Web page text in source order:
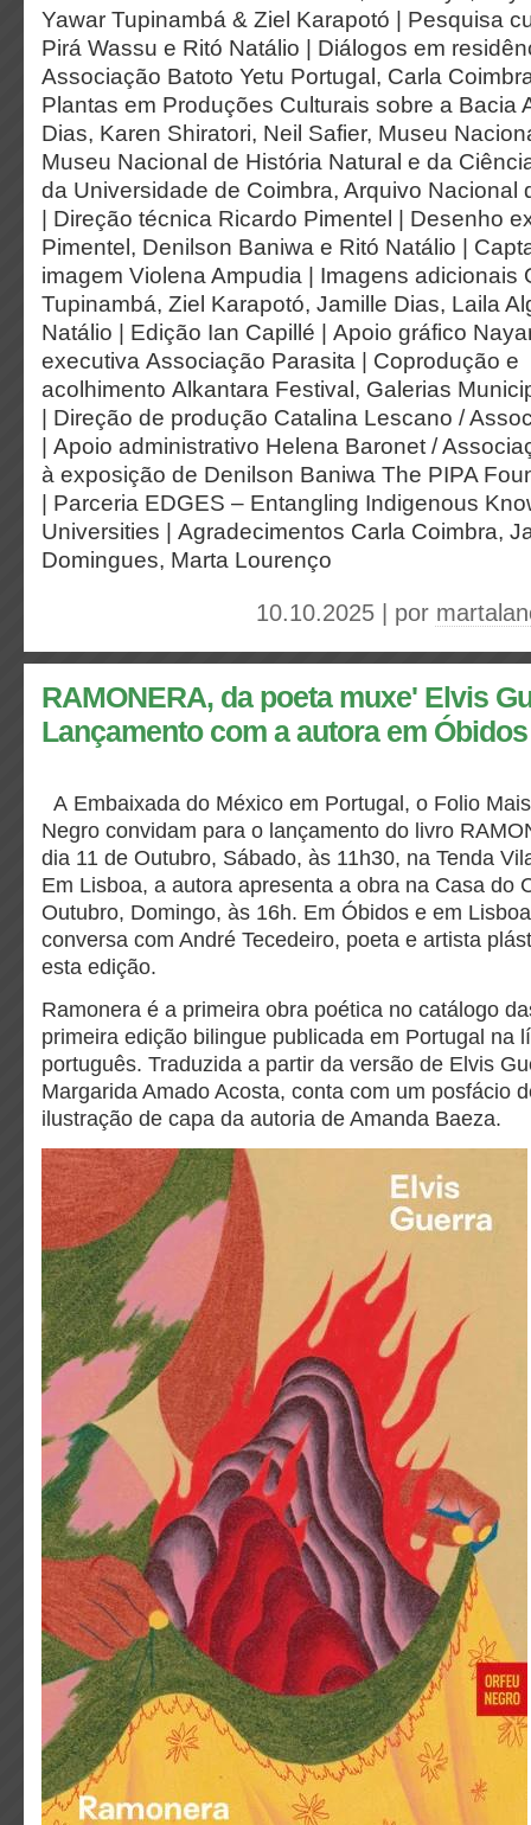
Yawar Tupinambá & Ziel Karapotó | Pesquisa
Pirá Wassu e Ritó Natálio | Diálogos em
Associação Batoto Yetu Portugal, Carla
Plantas em Produções Culturais sobre a Bacia
Dias, Karen Shiratori, Neil Safier, Museu
Museu Nacional de História Natural e da
da Universidade de Coimbra, Arquivo Nacional
Direção técnica Ricardo Pimentel | Desenho
Pimentel, Denilson Baniwa e Ritó Natálio |
imagem Violena Ampudia | Imagens adicionais
Tupinambá, Ziel Karapotó, Jamille Dias, Laila
Natálio | Edição Ian Capillé | Apoio gráfico
executiva Associação Parasita | Coprodução e
acolhimento Alkantara Festival, Galerias
Direção de produção Catalina Lescano /
Apoio administrativo Helena Baronet /
à exposição de Denilson Baniwa The PIPA
Parceria EDGES – Entangling Indigenous
Universities | Agradecimentos Carla Coimbra,
Domingues, Marta Lourenço
10.10.2025 | por
RAMONERA, da poeta muxe' Elvis
Lançamento com a autora em
A Embaixada do México em Portugal, o Folio
Negro convidam para o lançamento do livro
dia 11 de Outubro, Sábado, às 11h30, na Tenda
Em Lisboa, a autora apresenta a obra na Casa do
Outubro, Domingo, às 16h. Em Óbidos e em
conversa com André Tecedeiro, poeta e artista
esta edição.
Ramonera é a primeira obra poética no catálogo
primeira edição bilingue publicada em Portugal na
português. Traduzida a partir da versão de Elvis
Margarida Amado Acosta, conta com um posfácio
ilustração de capa da autoria de Amanda Baeza.